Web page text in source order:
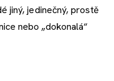
jiný, jedinečný, prostě
nebo „dokonalá“